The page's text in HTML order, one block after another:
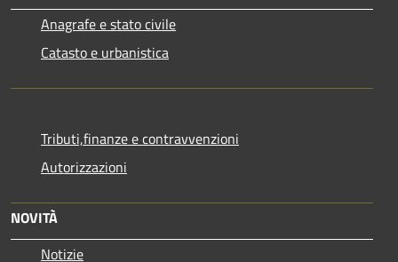
Anagrafe e stato civile
Catasto e urbanistica
Tributi,finanze e contravvenzioni
Autorizzazioni
NOVITÀ
Notizie